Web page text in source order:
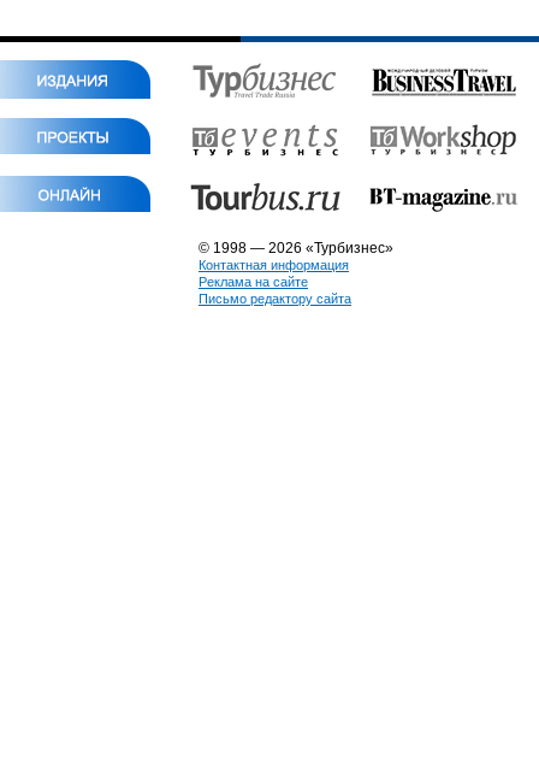
© 1998 — 2026 «Турбизнес»
Контактная информация
Реклама на сайте
Письмо редактору сайта